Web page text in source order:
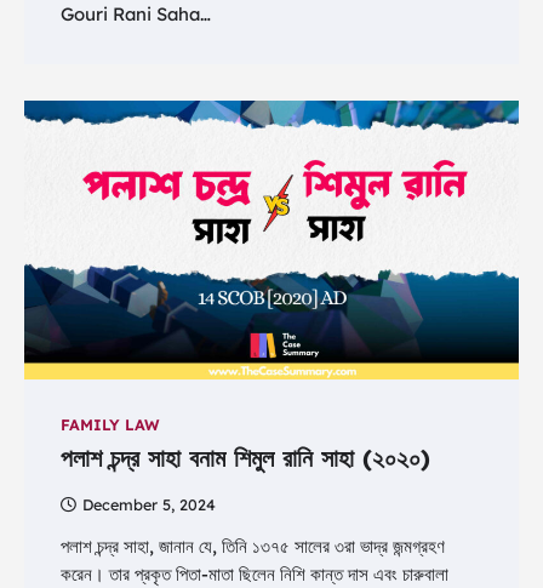
Gouri Rani Saha…
FAMILY LAW
পলাশ চন্দ্র সাহা বনাম শিমুল রানি সাহা (২০২০)
December 5, 2024
পলাশ চন্দ্র সাহা, জানান যে, তিনি ১৩৭৫ সালের ৩রা ভাদ্র জন্মগ্রহণ
করেন। তার প্রকৃত পিতা-মাতা ছিলেন নিশি কান্ত দাস এবং চারুবালা